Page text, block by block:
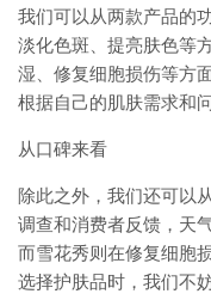
我们可以从两款产品的
淡化色斑、提亮肤色等
湿、修复细胞损伤等方
根据自己的肌肤需求和
从口碑来看
除此之外，我们还可以
调查和消费者反馈，天
而雪花秀则在修复细胞
选择护肤品时，我们不